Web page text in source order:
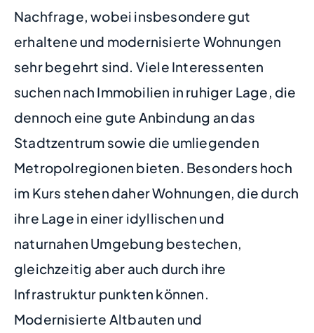
Nachfrage, wobei insbesondere gut
erhaltene und modernisierte Wohnungen
sehr begehrt sind. Viele Interessenten
suchen nach Immobilien in ruhiger Lage, die
dennoch eine gute Anbindung an das
Stadtzentrum sowie die umliegenden
Metropolregionen bieten. Besonders hoch
im Kurs stehen daher Wohnungen, die durch
ihre Lage in einer idyllischen und
naturnahen Umgebung bestechen,
gleichzeitig aber auch durch ihre
Infrastruktur punkten können.
Modernisierte Altbauten und